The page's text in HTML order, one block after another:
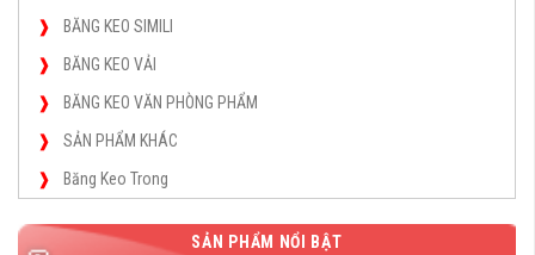
BĂNG KEO SIMILI
BĂNG KEO VẢI
BĂNG KEO VĂN PHÒNG PHẨM
SẢN PHẨM KHÁC
Băng Keo Trong
SẢN PHẨM NỔI BẬT